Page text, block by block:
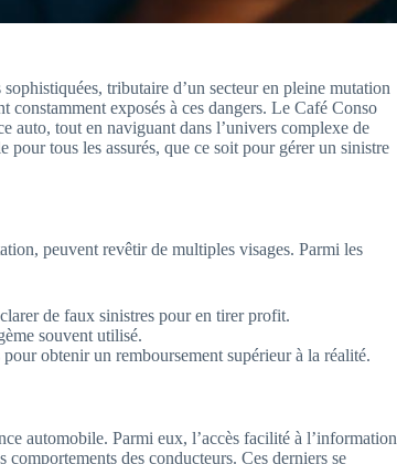
tributaire d’un secteur en pleine mutation
constamment exposés à ces dangers. Le Café Conso
auto, tout en naviguant dans l’univers complexe de
pour tous les assurés, que ce soit pour gérer un sinistre
peuvent revêtir de multiples visages. Parmi les
de faux sinistres pour en tirer profit.
souvent utilisé.
obtenir un remboursement supérieur à la réalité.
automobile. Parmi eux, l’accès facilité à l’information
des conducteurs. Ces derniers se